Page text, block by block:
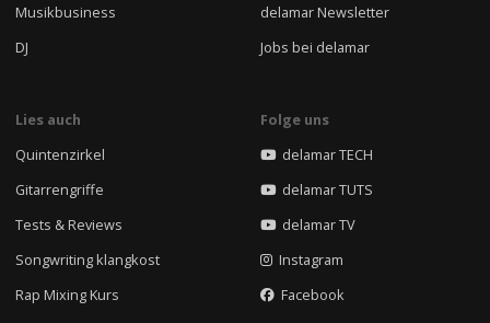
Musikbusiness
DJ
delamar Newsletter
Jobs bei delamar
Lies auch
Quintenzirkel
Gitarrengriffe
Tests & Reviews
Songwriting klangkost
Rap Mixing Kurs
Folge uns
delamar TECH
delamar TUTS
delamar TV
Instagram
Facebook